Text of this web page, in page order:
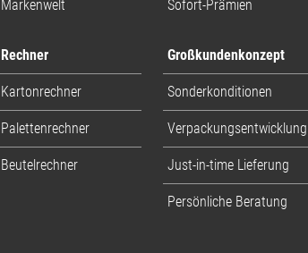
Markenwelt
Rechner
Kartonrechner
Palettenrechner
Beutelrechner
Sofort-Prämien
Großkundenkonzept
Sonderkonditionen
Verpackungsentwicklung
Just-in-time Lieferung
Persönliche Beratung